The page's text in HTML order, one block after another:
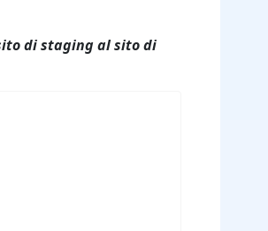
di staging al sito di